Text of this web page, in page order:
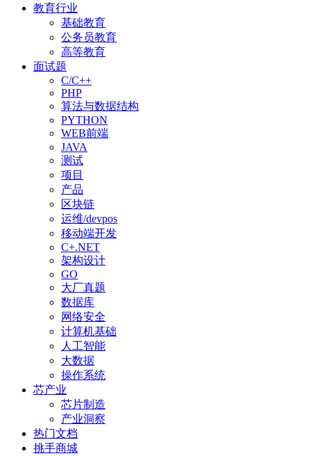
教育行业
基础教育
公务员教育
高等教育
面试题
C/C++
PHP
算法与数据结构
PYTHON
WEB前端
JAVA
测试
项目
产品
区块链
运维/devpos
移动端开发
C+.NET
架构设计
GO
大厂真题
数据库
网络安全
计算机基础
人工智能
大数据
操作系统
芯产业
芯片制造
产业洞察
热门文档
挑手商城